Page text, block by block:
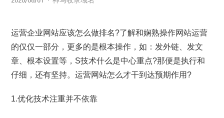
运营企业网站应该怎么做排名?了解和娴熟操作网站运营
的仅仅一部分，更多的是根本操作，如：发外链、发文
章、根本设置等，S技术什么是中心重点?那便是执行和
仔细，还有坚持。运营网站怎么才干到达预期作用?
1.优化技术注重并不依靠